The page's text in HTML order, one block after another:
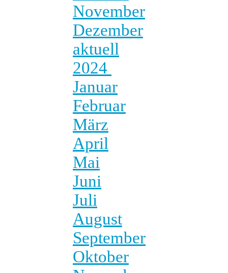
November
Dezember
aktuell
2024
Januar
Februar
März
April
Mai
Juni
Juli
August
September
Oktober